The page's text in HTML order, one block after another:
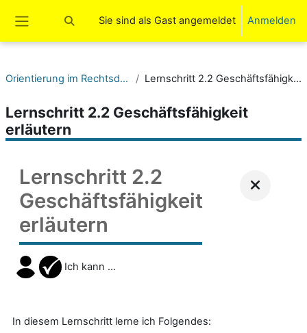
Website-Übersicht
Sucheingabe umschalten
Sie sind als Gast angemeldet Anmelden
Orientierung im Rechtsdschungel. Lernschritt 2.2 Geschäftsfähigkeit erläutern
Lernschritt 2.2 Geschäftsfähigkeit
erläutern
Lernschritt 2.2
Geschäftsfähigkeit
erläutern
Ich kann ...
In diesem Lernschritt lerne ich Folgendes: